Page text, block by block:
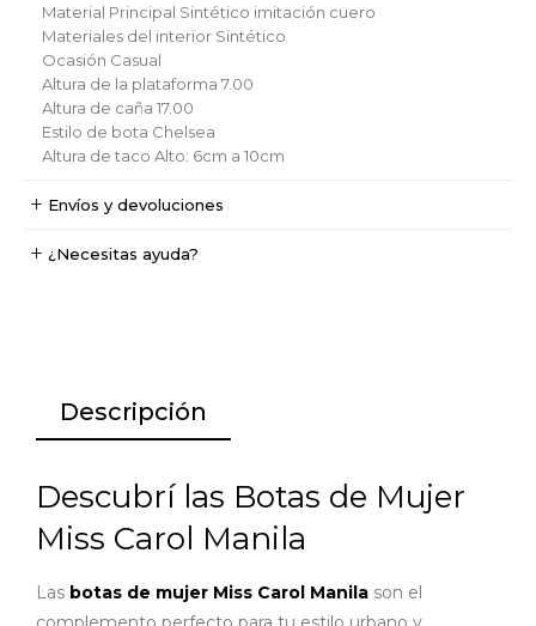
Material Principal Sintético imitación cuero
Materiales del interior Sintético
Ocasión Casual
Altura de la plataforma 7.00
Altura de caña 17.00
Estilo de bota Chelsea
Altura de taco Alto: 6cm a 10cm
Envíos y devoluciones
¿Necesitas ayuda?
Descripción
Descubrí las Botas de Mujer
Miss Carol Manila
Las botas de mujer Miss Carol Manila son el